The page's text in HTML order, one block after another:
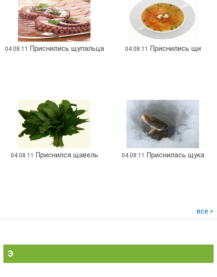
04.08.11 Приснились щупальца 04.08.11 Приснились щи
04.08.11 Приснился щавель 04.08.11 Приснилась щука
все >
Э